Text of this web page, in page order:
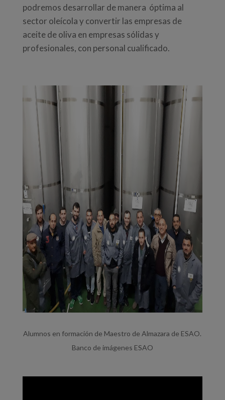
podremos desarrollar de manera óptima al
sector oleícola y convertir las empresas de
aceite de oliva en empresas sólidas y
profesionales, con personal cualificado.
Alumnos en formación de Maestro de Almazara de ESAO.
Banco de imágenes ESAO